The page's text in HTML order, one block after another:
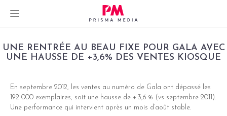
Skip
UNE RENTRÉE AU BEAU FIXE POUR GALA AVEC
UNE HAUSSE DE +3,6% DES VENTES KIOSQUE
En septembre 2012, les ventes au numéro de Gala ont dépassé les
192 000 exemplaires, soit une hausse de + 3,6 % (vs septembre 2011).
Une performance qui intervient après un mois d’août stable.